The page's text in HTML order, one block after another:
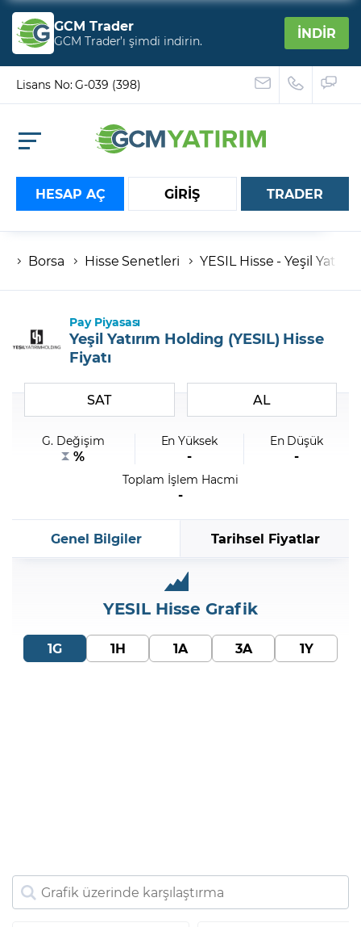
GCM Trader
GCM Trader’ı şimdi indirin. İNDİR
Lisans No: G-039 (398)
HESAP AÇ GİRİŞ
Hesap numaranız
Şifremi Unuttum
TRADER
Borsa Hisse Senetleri YESIL Hisse - Yeşil
Pay Piyasası
Yeşil Yatırım Holding (YESIL) Hisse
Fiyatı
SAT AL
G. Değişim
%
En Yüksek
-
En Düşük
-
Toplam İşlem Hacmi
-
Genel Bilgiler Tarihsel Fiyatlar
YESIL Hisse Grafik
1G 1H 1A 3A 1Y